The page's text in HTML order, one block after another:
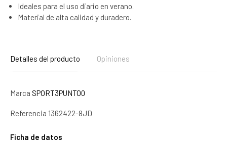
Ideales para el uso diario en verano.
Material de alta calidad y duradero.
Detalles del producto Opiniones
Marca SPORT3PUNTO0
Referencia 1362422-8JD
Ficha de datos